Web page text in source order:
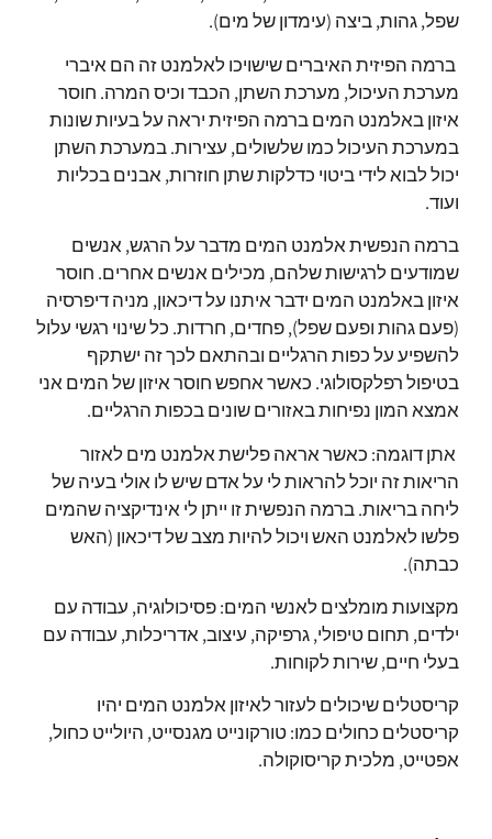
שפל, גהות, ביצה (עימדון של מים).
ברמה הפיזית האיברים שישויכו לאלמנט זה הם איברי
מערכת העיכול, מערכת השתן, הכבד וכיס המרה. חוסר
איזון באלמנט המים ברמה הפיזית יראה על בעיות שונות
במערכת העיכול כמו שלשולים, עצירות.במערכת השתן
יכול לבוא לידי ביטוי כדלקות שתן חוזרות, אבנים בכליות
ועוד.
ברמה הנפשית אלמנט המים מדבר על הרגש, אנשים
שמודעים לרגישות שלהם, מכילים אנשים אחרים. חוסר
איזון באלמנט המים ידבר איתנו על דיכאון, מניה דיפרסיה
(פעם גהות ופעם שפל), פחדים, חרדות. כל שינוי רגשי עלול
להשפיע על כפות הרגליים ובהתאם לכך זה ישתקף
בטיפול רפלקסולוגי. כאשר אחפש חוסר איזון של המים אני
אמצא המון נפיחות באזורים שונים בכפות הרגליים.
אתן דוגמה: כאשר אראה פלישת אלמנט מים לאזור
הריאות זה יוכל להראות לי על אדם שיש לו אולי בעיה של
ליחה בריאות.ברמה הנפשית זו ייתן לי אינדיקציה שהמים
פלשו לאלמנט האש ויכול להיות מצב של דיכאון (האש
כבתה).
מקצועות מומלצים לאנשי המים: פסיכולוגיה, עבודה עם
ילדים, תחום טיפולי, גרפיקה, עיצוב, אדריכלות, עבודה עם
בעלי חיים, שירות לקוחות.
קריסטלים שיכולים לעזור לאיזון אלמנט המים יהיו
קריסטלים כחולים כמו:טורקונייט מגנסייט, היולייט כחול,
אפטייט, מלכית קריסוקולה.